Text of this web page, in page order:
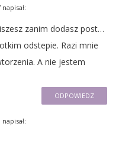
napisał:
zanim dodasz post…
odstepie. Razi mnie
A nie jestem
ODPOWIEDZ
napisał: